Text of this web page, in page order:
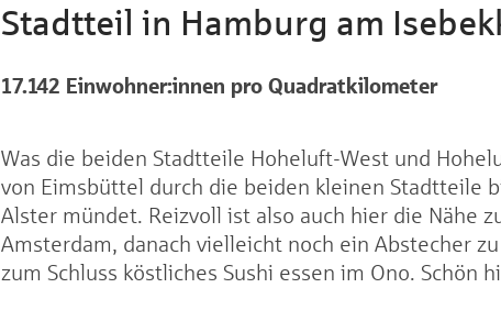
Stadtteil in Hamburg am
17.142 Einwohner:innen pro Quadratkilometer
Was die beiden Stadtteile Hoheluft-West und
von Eimsbüttel durch die beiden kleinen Stadtteile
Alster mündet. Reizvoll ist also auch hier die Nähe
Amsterdam, danach vielleicht noch ein Abstecher
zum Schluss köstliches Sushi essen im Ono. Schön